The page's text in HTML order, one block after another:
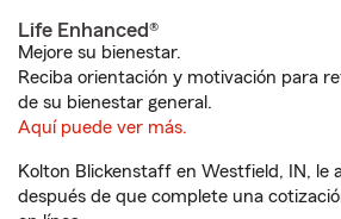
Life Enhanced®
Mejore su bienestar.
Reciba orientación y motivación para
de su bienestar general.
Aquí puede ver más.
Kolton Blickenstaff en Westfield, IN, le
después de que complete una